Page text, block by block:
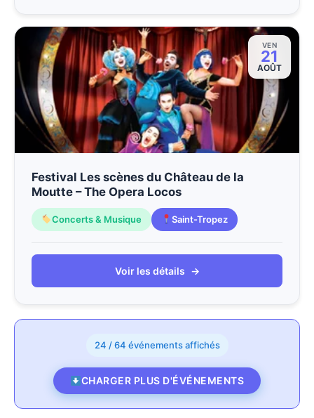
VEN
21
AOÛT
Festival Les scènes du Château de la
Moutte – The Opera Locos
Concerts & Musique Saint-Tropez
Voir les détails →
24 / 64 événements affichés
CHARGER PLUS D'ÉVÉNEMENTS